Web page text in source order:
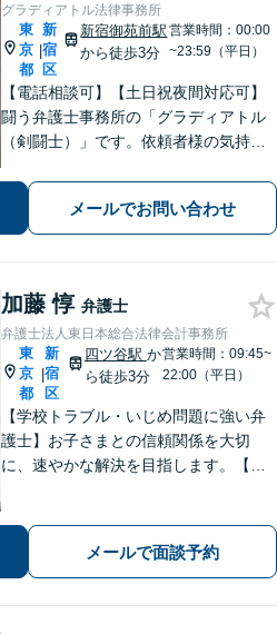
グラディアトル法律事務所
東
京
都
|
新
宿
区
新宿御苑前駅
から徒歩3分
営業時間：00:00
~23:59（平日）
【電話相談可】【土日祝夜間対応可】
闘う弁護士事務所の「グラディアトル
（剣闘士）」です。依頼者様の気持ち
確固たるスタイルを貫きます。離婚・
刑事事件・相続など何でもご相談くだ
さい。
メールでお問い合わせ
加藤 惇 弁護士
弁護士法人東日本総合法律会計事務所
東
京
都
|
新
宿
区
四ツ谷駅 か
ら徒歩3分
営業時間：09:45~
22:00（平日）
【学校トラブル・いじめ問題に強い弁
護士】お子さまとの信頼関係を大切
に、速やかな解決を目指します。【電
谷駅2分】【土日祝・夜間対応可】【W
メールで面談予約